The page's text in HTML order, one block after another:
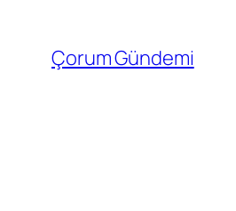
Çorum Gündemi